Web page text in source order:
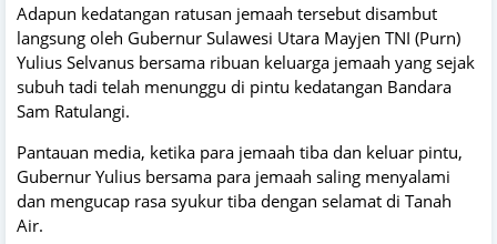
Adapun kedatangan ratusan jemaah tersebut disambut
langsung oleh Gubernur Sulawesi Utara Mayjen TNI (Purn)
Yulius Selvanus bersama ribuan keluarga jemaah yang sejak
subuh tadi telah menunggu di pintu kedatangan Bandara
Sam Ratulangi.
Pantauan media, ketika para jemaah tiba dan keluar pintu,
Gubernur Yulius bersama para jemaah saling menyalami
dan mengucap rasa syukur tiba dengan selamat di Tanah
Air.